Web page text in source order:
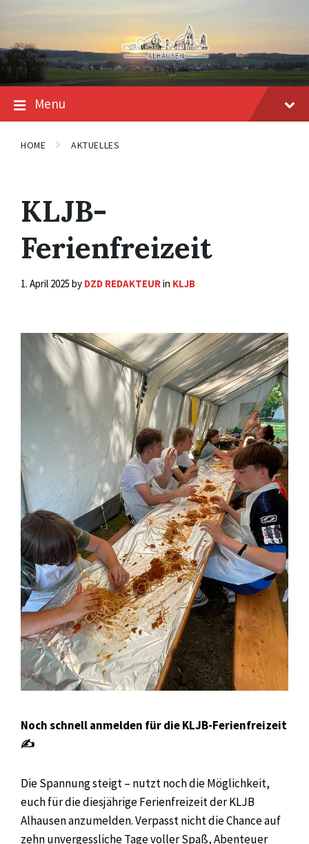
navigation
Menu
HOME AKTUELLES
KLJB-
Ferienfreizeit
1. April 2025 by DZD REDAKTEURin KLJB
Noch schnell anmelden für die KLJB-Ferienfreizeit
✍️
Die Spannung steigt – nutzt noch die Möglichkeit,
euch für die diesjährige Ferienfreizeit der KLJB
Alhausen anzumelden. Verpasst nicht die Chance auf
zehn unvergessliche Tage voller Spaß, Abenteuer